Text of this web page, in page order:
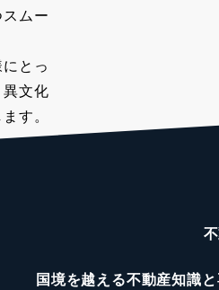
ムー
とっ
文化
す。
国境を越える不動産知識